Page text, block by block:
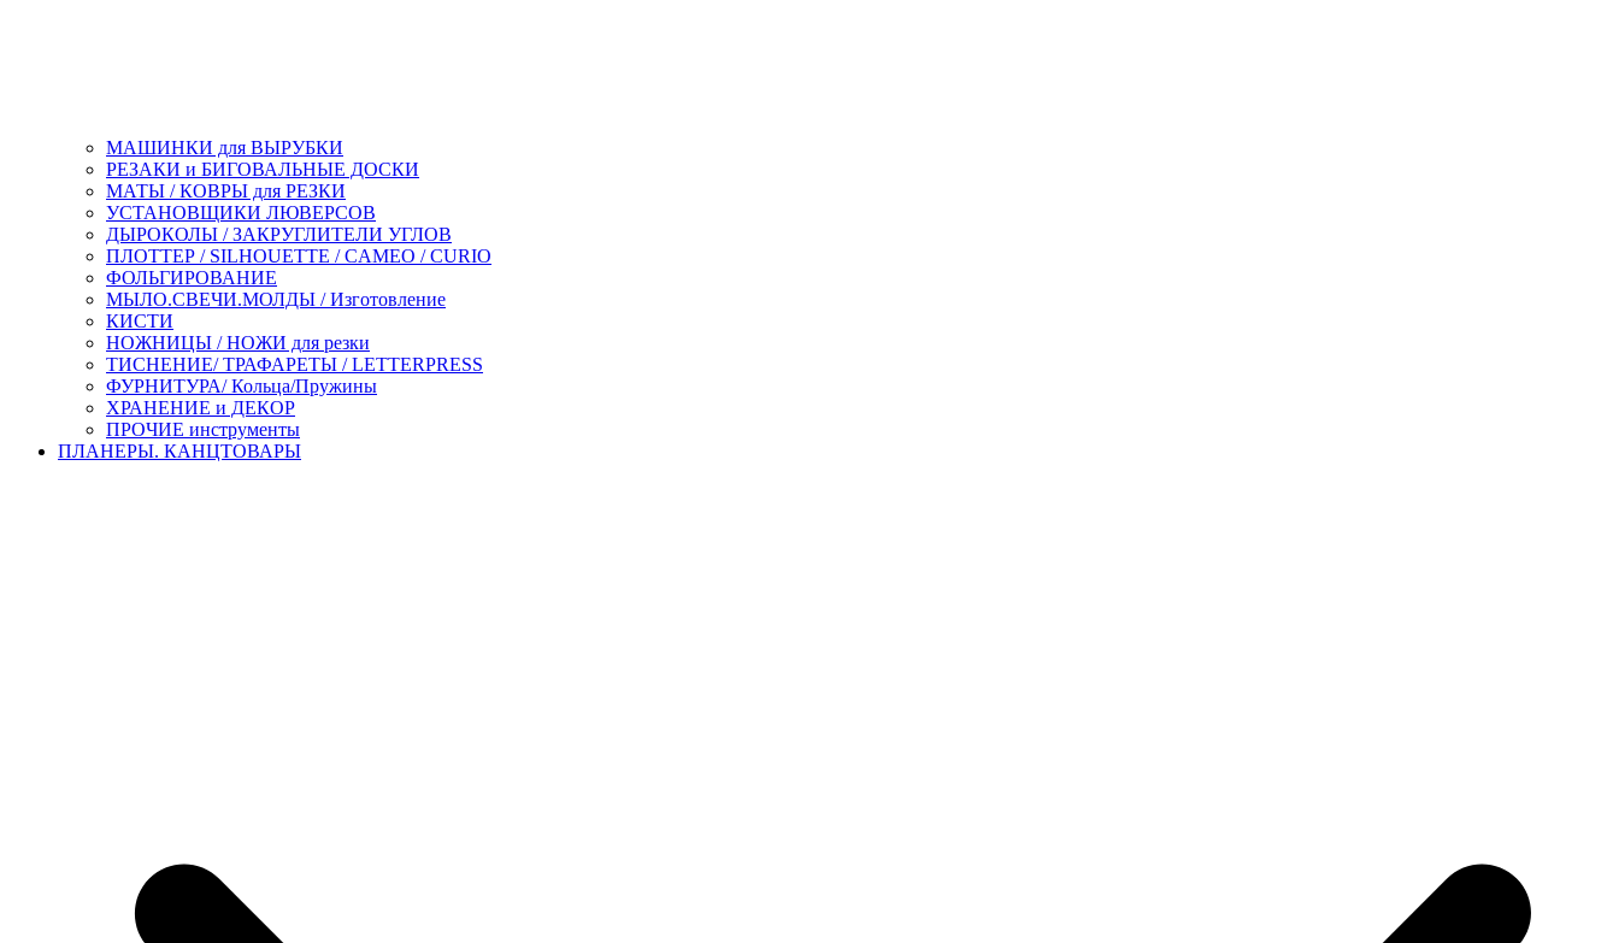
МАШИНКИ для ВЫРУБКИ
РЕЗАКИ и БИГОВАЛЬНЫЕ ДОСКИ
МАТЫ / КОВРЫ для РЕЗКИ
УСТАНОВЩИКИ ЛЮВЕРСОВ
ДЫРОКОЛЫ / ЗАКРУГЛИТЕЛИ УГЛОВ
ПЛОТТЕР / SILHOUETTE / CAMEO / CURIO
ФОЛЬГИРОВАНИЕ
МЫЛО.СВЕЧИ.МОЛДЫ / Изготовление
КИСТИ
НОЖНИЦЫ / НОЖИ для резки
ТИСНЕНИЕ/ ТРАФАРЕТЫ / LETTERPRESS
ФУРНИТУРА/ Кольца/Пружины
ХРАНЕНИЕ и ДЕКОР
ПРОЧИЕ инструменты
ПЛАНЕРЫ. КАНЦТОВАРЫ